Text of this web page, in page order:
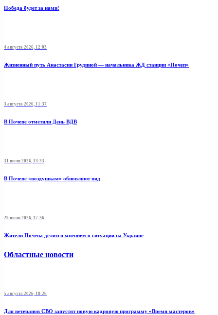
Победа будет за нами!
4 августа 2026, 12:03
Жизненный путь Анастасии Грудиной — начальника ЖД станции «Почеп»
3 августа 2026, 11:37
В Почепе отметили День ВДВ
31 июля 2026, 13:33
В Почепе «воздушкам» обновляют вид
29 июля 2026, 17:36
Жители Почепа делятся мнением о ситуации на Украине
Областные новости
5 августа 2026, 18:26
Для ветеранов СВО запустят новую кадровую программу «Время мастеров»